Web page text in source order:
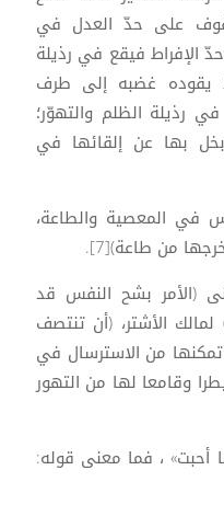
على حدّ العدل في
الإفراط فيقع في رذيلة
يقوده غضبه إلى طرف
رذيلة الظلم والتهوّر؛
بها عن إلقائها في
في المعصية والطاعة،
من طاعة)[7].
(الأمر بشح النفس قد
الأشتر، (أن تنتصف
من الاسترسال في
وقامعا لها من التهور
، فما معنى قوله: